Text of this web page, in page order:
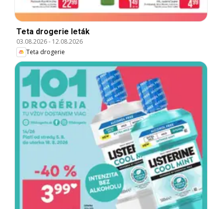
Teta drogerie leták
03.08.2026- 12.08.2026
Teta drogerie